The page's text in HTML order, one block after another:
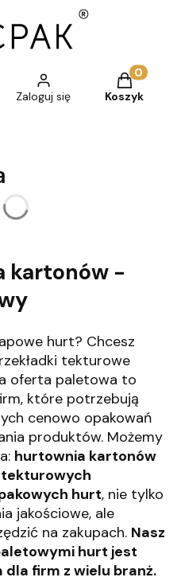
Zaloguj się
Produkty
Koszyk
kartonów -
hurt? Chcesz
tekturowe
oferta paletowa to
które potrzebują
cenowo opakowań
produktów. Możemy
hurtownia kartonów
tekturowych
hurt, nie tylko
jakościowe, ale
na zakupach. Nasz
hurt jest
firm z wielu branż.